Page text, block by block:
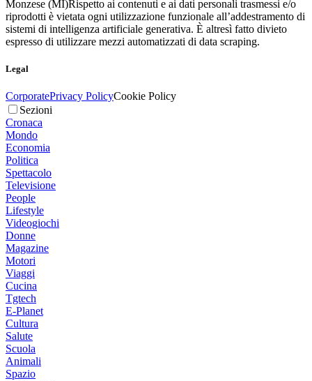
Monzese (MI)Rispetto ai contenuti e ai dati personali trasmessi e/o
riprodotti è vietata ogni utilizzazione funzionale all’addestramento di
sistemi di intelligenza artificiale generativa. È altresì fatto divieto
espresso di utilizzare mezzi automatizzati di data scraping.
Legal
CorporatePrivacy PolicyCookie Policy
Sezioni
Cronaca
Mondo
Economia
Politica
Spettacolo
Televisione
People
Lifestyle
Videogiochi
Donne
Magazine
Motori
Viaggi
Cucina
Tgtech
E-Planet
Cultura
Salute
Scuola
Animali
Spazio